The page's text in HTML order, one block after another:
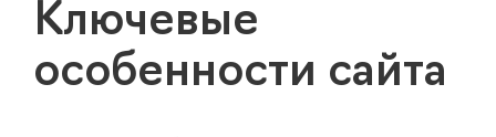
Ключевые
особенности сайта